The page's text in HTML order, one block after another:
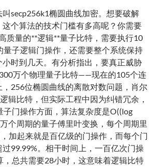
secp256k1椭圆曲线加密。想要破解
个算法的技术门槛有多高呢？你需要
质量的**逻辑**量子比特，需要执行10
量子逻辑门操作，还需要整个系统保持
时到几天。有分析指出，要真正威胁
万个物理量子比特——现在的105个连
256位椭圆曲线的离散对数问题，肖尔
辑比特，但实际工程中因为纠错冗余，
子门操作方面，算法复杂度是O((log
个周期的量子傅里叶变换，每个周期里
加起来就是百亿级的门操作，而每个门
99.99%。相干时间上，一百亿次门操
，总共需要28小时，这意味着逻辑比特